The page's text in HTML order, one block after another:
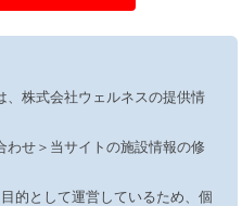
、株式会社ウェルネスの提供情
わせ＞当サイトの施設情報の修
的として運営しているため、個